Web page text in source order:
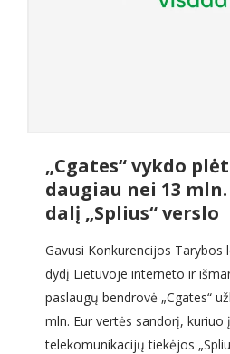
„Cgates“ vykdo
daugiau nei 13
dalį „Splius“ verslo
Gavusi Konkurencijos Tarybos
dydį Lietuvoje interneto ir
paslaugų bendrovė „Cgates“
mln. Eur vertės sandorį, kuriuo
telekomunikacijų tiekėjos